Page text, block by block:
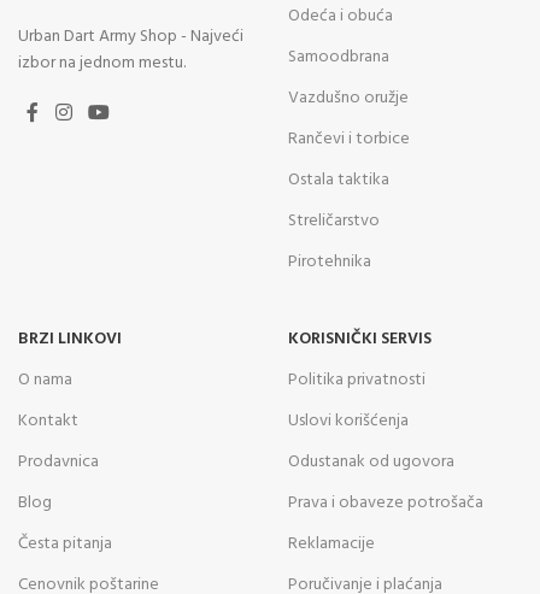
Urban Dart Army Shop - Najveći
izbor na jednom mestu.
Odeća i obuća
Samoodbrana
Vazdušno oružje
Rančevi i torbice
Ostala taktika
Streličarstvo
Pirotehnika
BRZI LINKOVI
O nama
Kontakt
Prodavnica
Blog
Česta pitanja
Cenovnik poštarine
KORISNIČKI SERVIS
Politika privatnosti
Uslovi korišćenja
Odustanak od ugovora
Prava i obaveze potrošača
Reklamacije
Poručivanje i plaćanja